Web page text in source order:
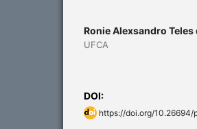
Ronie Alexsandro Teles
UFCA
DOI:
https://doi.org/10.26694/